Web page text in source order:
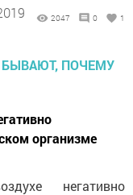
2047 0 1
организме
негативно